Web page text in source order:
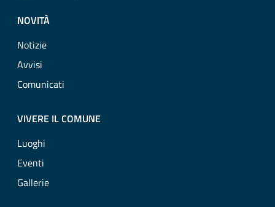
NOVITÀ
Notizie
Avvisi
Comunicati
VIVERE IL COMUNE
Luoghi
Eventi
Gallerie